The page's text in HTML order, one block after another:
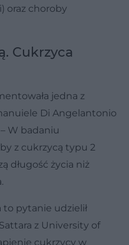
oraz choroby
Cukrzyca
jedna z
Di Angelantonio
W badaniu
z cukrzycą typu 2
długość życia niż
to pytanie udzielił
z University of
cukrzycy w